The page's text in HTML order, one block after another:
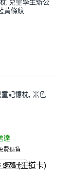
黃條紋
記憶枕, 米色
達
費退貨
(王道卡)